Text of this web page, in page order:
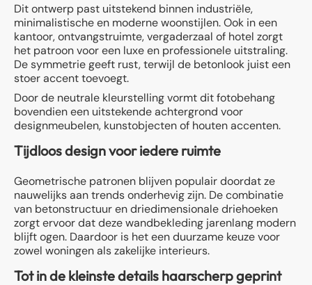
Dit ontwerp past uitstekend binnen industriële,
minimalistische en moderne woonstijlen. Ook in een
kantoor, ontvangstruimte, vergaderzaal of hotel zorgt
het patroon voor een luxe en professionele uitstraling.
De symmetrie geeft rust, terwijl de betonlook juist een
stoer accent toevoegt.
Door de neutrale kleurstelling vormt dit fotobehang
bovendien een uitstekende achtergrond voor
designmeubelen, kunstobjecten of houten accenten.
Tijdloos design voor iedere ruimte
Geometrische patronen blijven populair doordat ze
nauwelijks aan trends onderhevig zijn. De combinatie
van betonstructuur en driedimensionale driehoeken
zorgt ervoor dat deze wandbekleding jarenlang modern
blijft ogen. Daardoor is het een duurzame keuze voor
zowel woningen als zakelijke interieurs.
Tot in de kleinste details haarscherp geprint